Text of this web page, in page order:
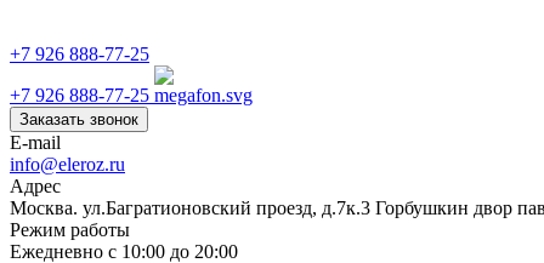
+7 926 888-77-25
+7 926 888-77-25
Заказать звонок
E-mail
info@eleroz.ru
Адрес
Москва. ул.Багратионовский проезд, д.7к.3 Горбушкин двор
Режим работы
Ежедневно с 10:00 до 20:00